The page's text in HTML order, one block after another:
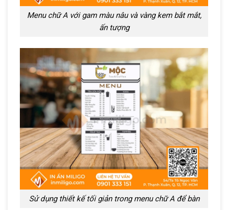
Menu chữ A với gam màu nâu và vàng kem bắt mắt,
ấn tượng
Sử dụng thiết kế tối giản trong menu chữ A để bàn